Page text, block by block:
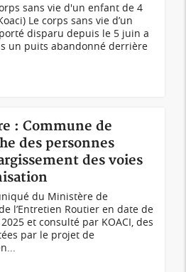
sans vie d'un enfant de 4
Le corps sans vie d’un
disparu depuis le 5 juin a
un puits abandonné derrière
: Commune de
des personnes
des voies
du Ministère de
l’Entretien Routier en date de
et consulté par KOACI, des
par le projet de